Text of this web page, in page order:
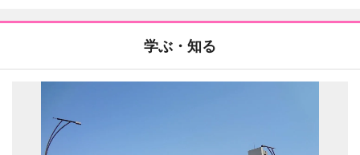
学ぶ・知る